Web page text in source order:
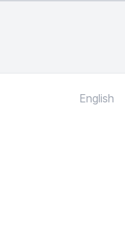
English